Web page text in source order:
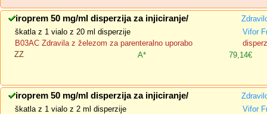
iroprem 50 mg/ml disperzija za injiciranje/
škatla z 1 vialo z 20 ml disperzije
Vifor
B03AC Zdravila z železom za parenteralno uporabo
ZZ
A* 79,14€
iroprem 50 mg/ml disperzija za injiciranje/
škatla z 1 vialo z 2 ml disperzije
Vifor